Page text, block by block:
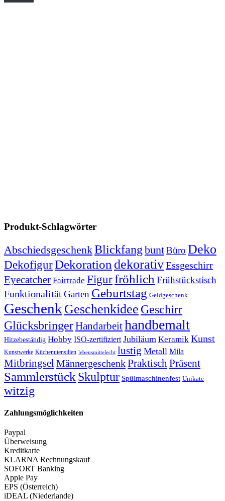
Produkt-Schlagwörter
AbschiedsgeschenkBlickfang buntBüro Deko
DekofigurDekoration dekorativEssgeschirr
Eyecatcher Fairtrade Figurfröhlich Frühstückstisch
FunktionalitätGarten Geburtstag Geldgeschenk
Geschenk Geschenkidee Geschirr
GlücksbringerHandarbeithandbemalt
Hitzebeständig Hobby ISO-zertifiziert Jubiläum Keramik Kunst
Kunstwerke Küchenutensilien lebensmittelecht lustig Metall Mila
Mitbringsel MännergeschenkPraktisch Präsent
Sammlerstück Skulptur Spülmaschinenfest Unikate
witzig
Zahlungsmöglichkeiten
Paypal
Überweisung
Kreditkarte
KLARNA Rechnungskauf
SOFORT Banking
Apple Pay
EPS (Österreich)
iDEAL (Niederlande)